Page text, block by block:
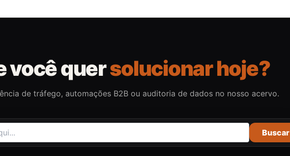
você quersolucionar hoje?
de tráfego, automações B2B ou auditoria de dados no nosso acervo.
Buscar